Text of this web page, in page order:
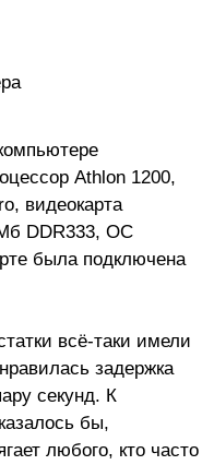
Athlon 1200,
видеокарта
DDR333, ОС
была подключена
всё-таки имели
задержка
секунд. К
бы,
любого, кто часто